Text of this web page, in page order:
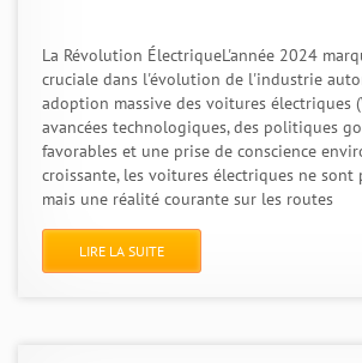
La Révolution ÉlectriqueL'année 2024
cruciale dans l'évolution de l'industrie
adoption massive des voitures électriques
avancées technologiques, des politiques
favorables et une prise de conscience
croissante, les voitures électriques ne sont
mais une réalité courante sur les routes
LIRE LA SUITE